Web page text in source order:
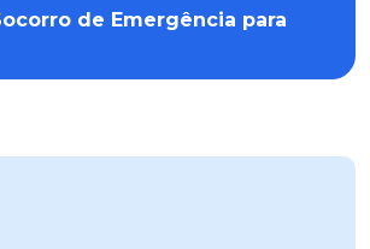
de Emergência para